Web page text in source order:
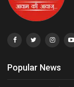
Popular News